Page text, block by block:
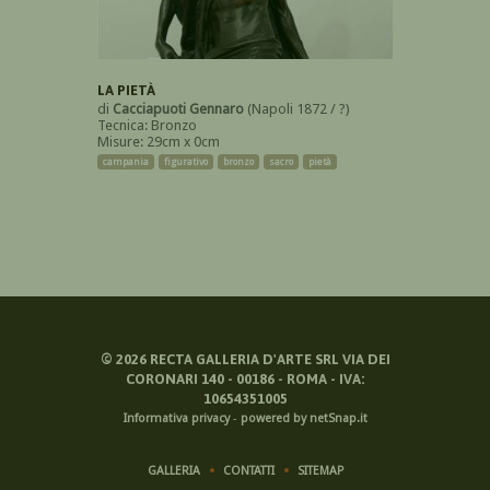
LA PIETÀ
di Cacciapuoti Gennaro (Napoli 1872 / ?)
Tecnica: Bronzo
Misure: 29cm x 0cm
campania figurativo bronzo sacro pietà
© 2026RECTA GALLERIA D'ARTE SRL VIA DEI
CORONARI 140 - 00186 - ROMA - IVA:
10654351005
Informativa privacy- powered by netSnap.it
GALLERIA CONTATTI SITEMAP